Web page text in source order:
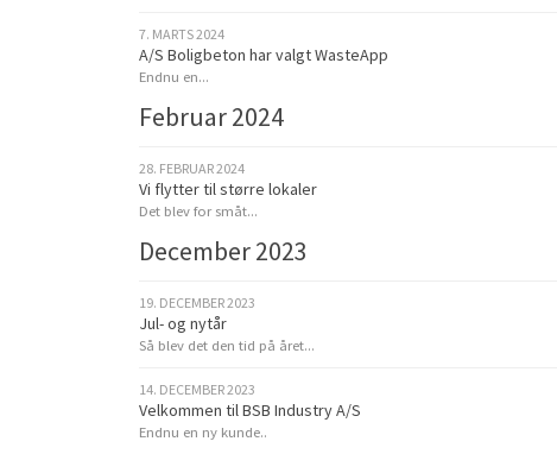
7. MARTS 2024
A/S Boligbeton har valgt WasteApp
Endnu en...
Februar 2024
28. FEBRUAR 2024
Vi flytter til større lokaler
Det blev for småt...
December 2023
19. DECEMBER 2023
Jul- og nytår
Så blev det den tid på året...
14. DECEMBER 2023
Velkommen til BSB Industry A/S
Endnu en ny kunde..